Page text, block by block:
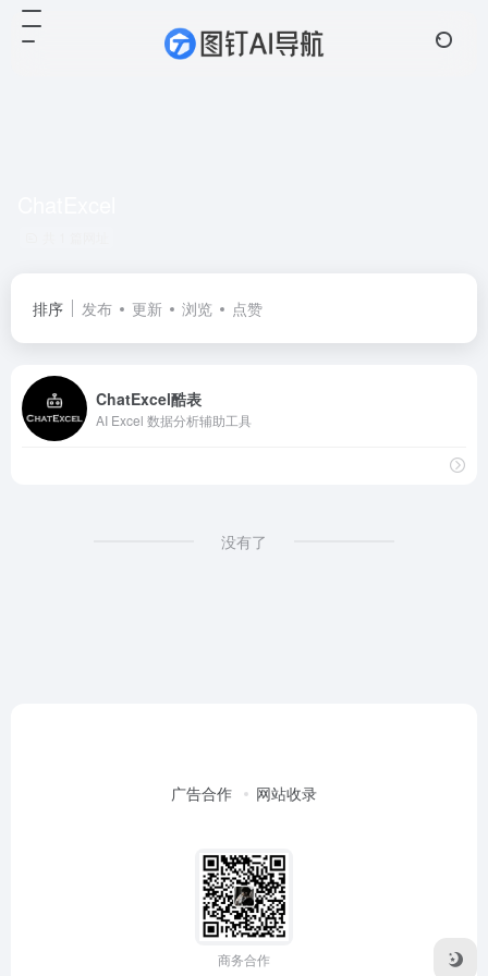
排序 发布 更新 浏览 点赞
ChatExcel酷表
AI Excel 数据分析辅助工具
没有了
广告合作 网站收录
商务合作